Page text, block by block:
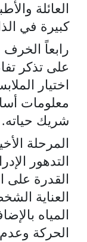
العائلة
كبيرة في
رابعاً الخرف
على تذكر
اختيار
معلومات
شريك حياته.
المرحلة
التدهور
القدرة على
العناية
المياه
الحركة